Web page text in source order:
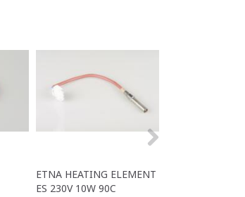
ETNA HEATING ELEMENT
ES 230V 10W 90C